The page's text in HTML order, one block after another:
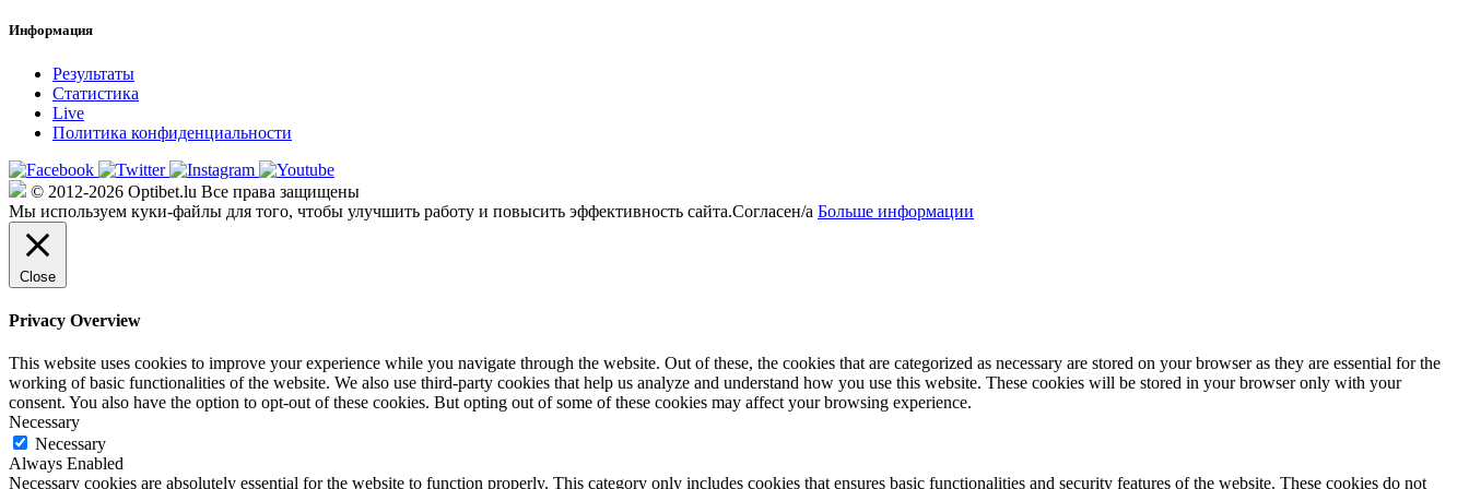
Информация
Результаты
Статистика
Live
Политика конфиденциальности
© 2012-2026 Optibet.lu Все права защищены
Мы используем куки-файлы для того, чтобы улучшить работу и повысить эффективность сайта.Согласен/а Больше информации
Close
Privacy Overview
This website uses cookies to improve your experience while you navigate through the website. Out of these, the cookies that are categorized as necessary are stored on your browser as they are essential for the
working of basic functionalities of the website. We also use third-party cookies that help us analyze and understand how you use this website. These cookies will be stored in your browser only with your
consent. You also have the option to opt-out of these cookies. But opting out of some of these cookies may affect your browsing experience.
Necessary
Necessary
Always Enabled
Necessary cookies are absolutely essential for the website to function properly. This category only includes cookies that ensures basic functionalities and security features of the website. These cookies do not